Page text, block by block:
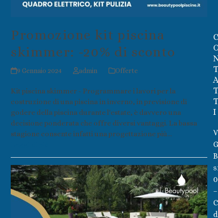
Promozione kit piscina
skimmer: -20% di sconto
9 Gennaio 2024 admin Offerte
Kit piscina skimmer - Programmare i lavori per la
costruzione di una piscina in inverno, in previsione di
godere della piscina durante l'estate, è davvero una
decisione ponderata che offre diversi vantaggi. La bassa
stagione consente infatti una progettazione più…
I
–